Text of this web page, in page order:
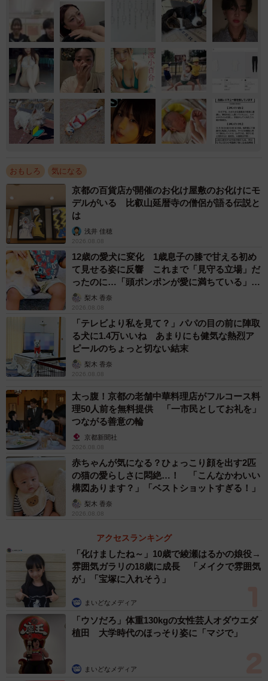
おもしろ 気になる
京都の百貨店が開催のお化け屋敷のお化けにモ
デルがいる 比叡山延暦寺の僧侶が語る伝説と
は
浅井 佳穂
2026.08.08
12歳の愛犬に変化 1歳息子の膝で甘える初め
て見せる姿に反響 これまで「見守る立場」だ
ったのに…「頭ポンポンが愛に満ちている」
「尊…」
梨木 香奈
2026.08.08
「テレビより私を見て？」パパの目の前に陣取
る犬に1.4万いいね あまりにも健気な熱烈ア
ピールのちょっと切ない結末
梨木 香奈
2026.08.08
太っ腹！京都の老舗中華料理店がフルコース料
理50人前を無料提供 「一市民としてお礼を」
つながる善意の輪
京都新聞社
2026.08.08
赤ちゃんが気になる？ひょっこり顔を出す2匹
の猫の愛らしさに悶絶…！ 「こんなかわいい
構図あります？」「ベストショットすぎる！」
梨木 香奈
2026.08.08
アクセスランキング
「化けましたね～」10歳で綾瀬はるかの娘役→
雰囲気ガラリの18歳に成長 「メイクで雰囲気
が」「宝塚に入れそう」
まいどなメディア
「ウソだろ」体重130kgの女性芸人オダウエダ
植田 大学時代のほっそり姿に「マジで」
まいどなメディア